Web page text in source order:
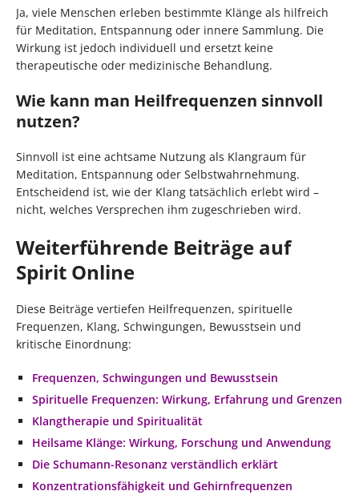
Ja, viele Menschen erleben bestimmte Klänge als hilfreich
für Meditation, Entspannung oder innere Sammlung. Die
Wirkung ist jedoch individuell und ersetzt keine
therapeutische oder medizinische Behandlung.
Wie kann man Heilfrequenzen sinnvoll
nutzen?
Sinnvoll ist eine achtsame Nutzung als Klangraum für
Meditation, Entspannung oder Selbstwahrnehmung.
Entscheidend ist, wie der Klang tatsächlich erlebt wird –
nicht, welches Versprechen ihm zugeschrieben wird.
Weiterführende Beiträge auf
Spirit Online
Diese Beiträge vertiefen Heilfrequenzen, spirituelle
Frequenzen, Klang, Schwingungen, Bewusstsein und
kritische Einordnung:
Frequenzen, Schwingungen und Bewusstsein
Spirituelle Frequenzen: Wirkung, Erfahrung und Grenzen
Klangtherapie und Spiritualität
Heilsame Klänge: Wirkung, Forschung und Anwendung
Die Schumann-Resonanz verständlich erklärt
Konzentrationsfähigkeit und Gehirnfrequenzen